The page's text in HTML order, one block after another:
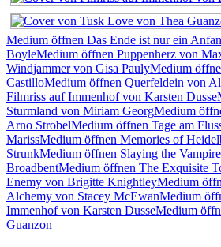
Medium öffnen Das Ende ist nur ein
BoyleMedium öffnen Puppenherz von
Windjammer von Gisa PaulyMedium
CastilloMedium öffnen Querfeldein von
Filmriss auf Immenhof von Karsten Dusse
Sturmland von Miriam GeorgMedium
Arno StrobelMedium öffnen Tage am
MarissMedium öffnen Memories of
StrunkMedium öffnen Slaying the
BroadbentMedium öffnen The Exquisite
Enemy von Brigitte KnightleyMedium
Alchemy von Stacey McEwanMedium
Immenhof von Karsten DusseMedium
Guanzon